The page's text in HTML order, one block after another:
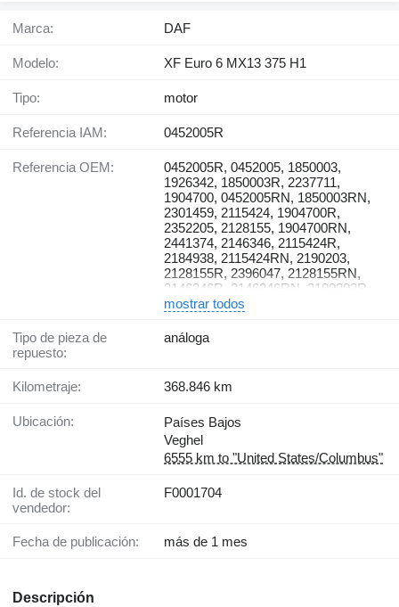
Marca: DAF
Modelo: XF Euro 6 MX13 375 H1
Tipo: motor
Referencia IAM: 0452005R
Referencia OEM:
0452005R, 0452005, 1850003,
1926342, 1850003R, 2237711,
1904700, 0452005RN, 1850003RN,
2301459, 2115424, 1904700R,
2352205, 2128155, 1904700RN,
2441374, 2146346, 2115424R,
2184938, 2115424RN, 2190203,
2128155R, 2396047, 2128155RN,
2146346R, 2146346RN, 2190203R,
2190203RN, 2184938R, 2184938RN,
mostrar todos
Tipo de pieza de
repuesto:
análoga
Kilometraje: 368.846 km
Ubicación:
Países Bajos
Veghel
6555 km to "United States/Columbus"
Id. de stock del
vendedor:
F0001704
Fecha de publicación: más de 1 mes
Descripción